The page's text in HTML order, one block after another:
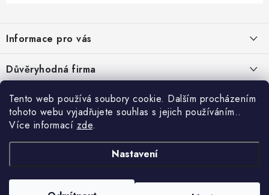
Tento web používá soubory cookie. Dalším procházením
tohoto webu vyjadřujete souhlas s jejich používáním..
Více informací zde.
Nastavení
p
a
t
Informace pro vás
Velkoobchod
O nás
Kontakty
Náhradní plnění
Důvěryhodná firma
Ověřeno zákazníky